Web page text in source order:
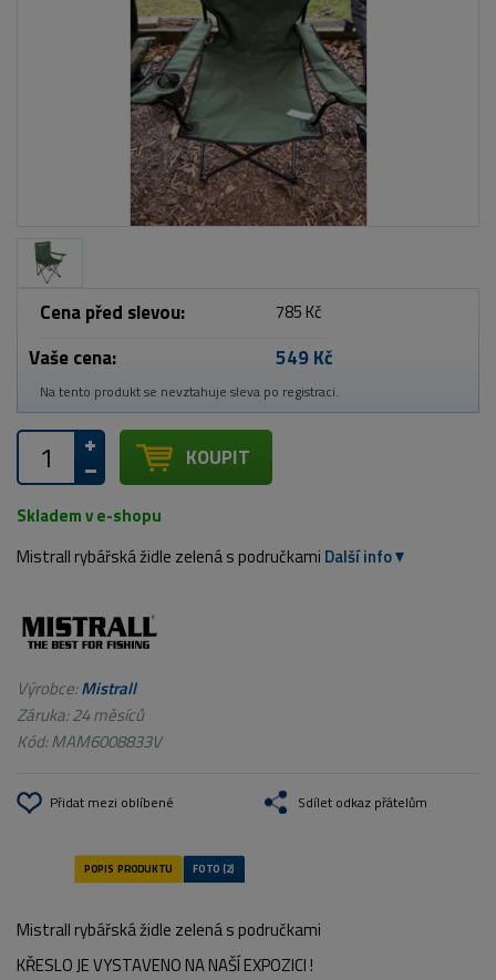
Cena před slevou: 785 Kč
Vaše cena: 549 Kč
Na tento produkt se nevztahuje sleva po registraci.
KOUPIT
Skladem v e-shopu
Mistrall rybářská židle zelená s područkami Další info
Výrobce:Mistrall
Záruka: 24 měsíců
Kód:MAM6008833V
Přidat mezi oblíbené Sdílet odkaz přátelům
Mistrall rybářská židle zelená s područkami
KŘESLO JE VYSTAVENO NA NAŠÍ EXPOZICI !